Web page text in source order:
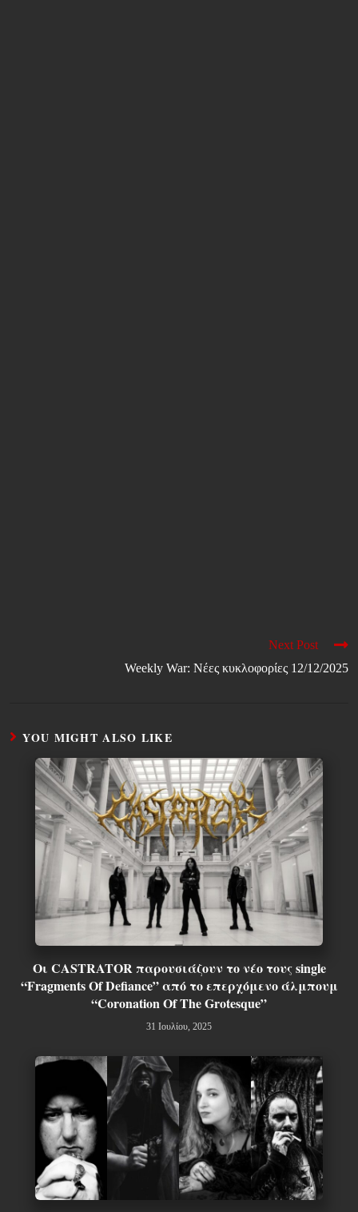
Next Post
Weekly War: Νέες κυκλοφορίες 12/12/2025
YOU MIGHT ALSO LIKE
Οι CASTRATOR παρουσιάζουν το νέο τους single
“Fragments Of Defiance” από το επερχόμενο άλμπουμ
“Coronation Of The Grotesque”
31 Ιουλίου, 2025